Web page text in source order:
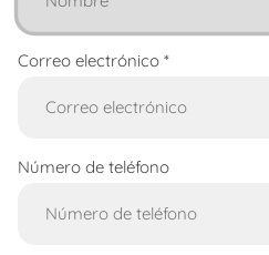
Correo electrónico *
Número de teléfono